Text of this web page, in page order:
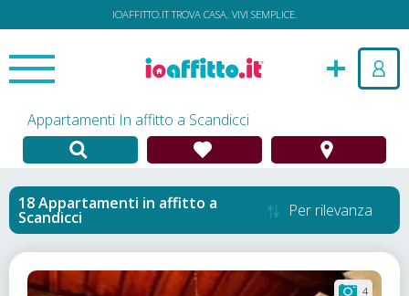
IOAFFITTO.IT TROVA CASA. VIVI SEMPLICE.
Appartamenti In affitto a Scandicci
Appartamenti in affitto a
Scandicci Per rilevanza
4